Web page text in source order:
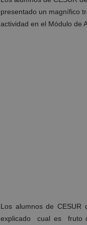
presentado un magnífico
actividad en el Módulo de
Los alumnos de
explicado cual es fruto